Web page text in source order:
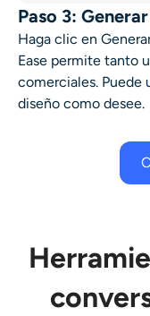
Paso 3:
Haga clic en
Ease permite tanto
comerciales.
diseño como desee.